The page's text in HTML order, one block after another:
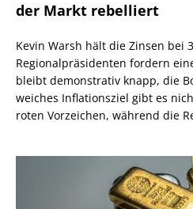
der Markt rebelliert
Kevin Warsh hält die Zinsen bei
Regionalpräsidenten fordern
bleibt demonstrativ knapp, die
weiches Inflationsziel gibt es
roten Vorzeichen, während die